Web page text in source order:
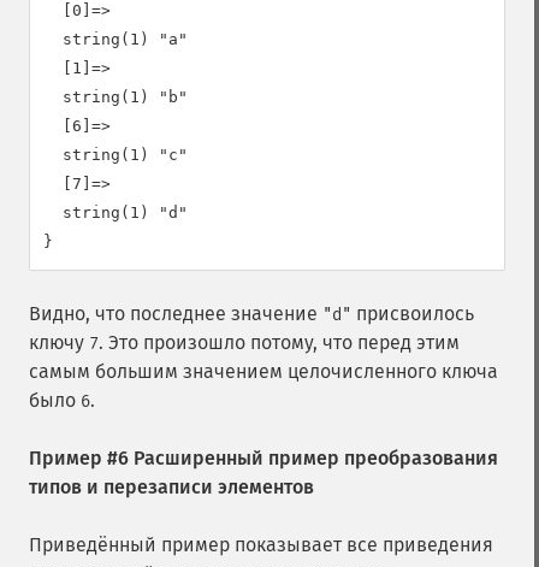
  [0]=>
  string(1) "a"
  [1]=>
  string(1) "b"
  [6]=>
  string(1) "c"
  [7]=>
  string(1) "d"
Видно, что последнее значение "d" присвоилось
ключу 7. Это произошло потому, что перед этим
самым большим значением целочисленного ключа
было 6.
Пример #6 Расширенный пример преобразования
типов и перезаписи элементов
Приведённый пример показывает все приведения